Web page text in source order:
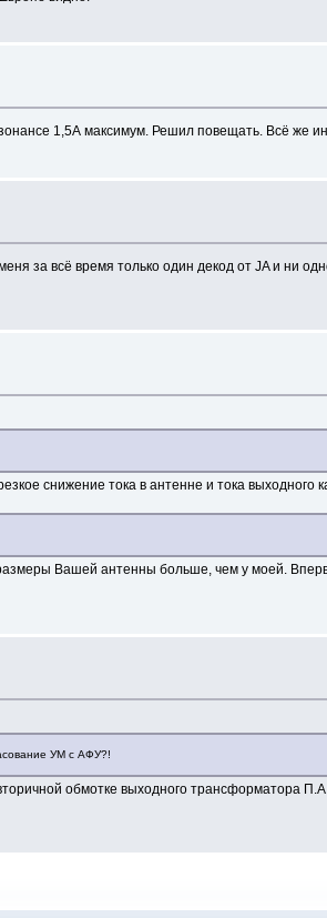
1,5А максимум. Решил повещать. Всё же
за всё время только один декод от JA и ни
снижение тока в антенне и тока выходного
Вашей антенны больше, чем у моей.
УМ с АФУ?!
обмотке выходного трансформатора